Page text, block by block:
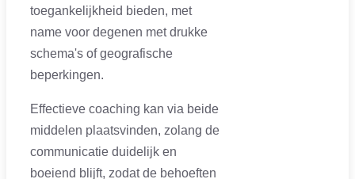
toegankelijkheid bieden, met
name voor degenen met drukke
schema's of geografische
beperkingen.
Effectieve coaching kan via beide
middelen plaatsvinden, zolang de
communicatie duidelijk en
boeiend blijft, zodat de behoeften